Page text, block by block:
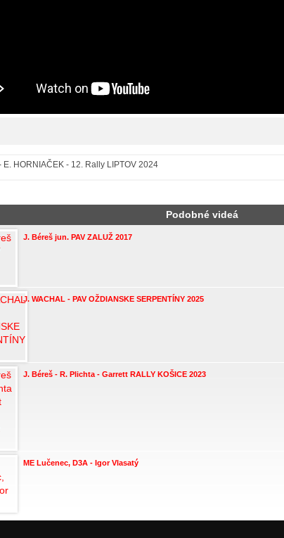
E. HORNIAČEK - 12. Rally LIPTOV 2024
Podobné videá
J. Béreš jun. PAV ZALUŽ 2017
J. WACHAL - PAV OŽDIANSKE SERPENTÍNY 2025
J. Béreš - R. Plichta - Garrett RALLY KOŠICE 2023
ME Lučenec, D3A - Igor Vlasatý